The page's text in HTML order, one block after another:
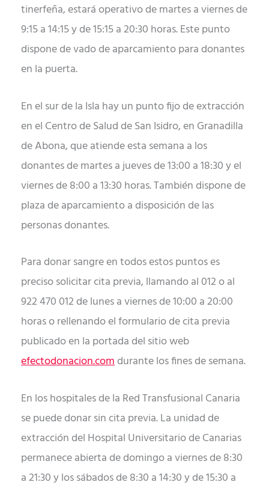
tinerfeña, estará operativo de martes a viernes de
9:15 a 14:15 y de 15:15 a 20:30 horas. Este punto
dispone de vado de aparcamiento para donantes
en la puerta.
En el sur de la Isla hay un punto fijo de extracción
en el Centro de Salud de San Isidro, en Granadilla
de Abona, que atiende esta semana a los
donantes de martes a jueves de 13:00 a 18:30 y el
viernes de 8:00 a 13:30 horas. También dispone de
plaza de aparcamiento a disposición de las
personas donantes.
Para donar sangre en todos estos puntos es
preciso solicitar cita previa, llamando al 012 o al
922 470 012 de lunes a viernes de 10:00 a 20:00
horas o rellenando el formulario de cita previa
publicado en la portada del sitio web
efectodonacion.comdurante los fines de semana.
En los hospitales de la Red Transfusional Canaria
se puede donar sin cita previa. La unidad de
extracción del Hospital Universitario de Canarias
permanece abierta de domingo a viernes de 8:30
a 21:30 y los sábados de 8:30 a 14:30 y de 15:30 a